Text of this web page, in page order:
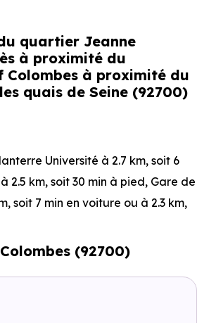
quartier Jeanne
à proximité du
Colombes à proximité du
quais de Seine (92700)
Université à 2.7 km, soit 6
2.5 km, soit 30 min à pied, Gare de
soit 7 min en voiture ou à 2.3 km,
ou à 1.2 km, soit 14 min à
T2 : Victor Basch
122 m, soit 1 min à pied
(92700)